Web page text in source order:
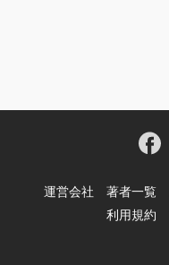
運営会社 著者一覧
利用規約